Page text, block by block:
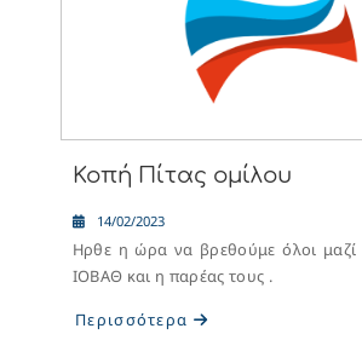
Κοπή Πίτας ομίλου
14/02/2023
Ηρθε η ώρα να βρεθούμε όλοι μαζί
ΙΟΒΑΘ και η παρέας τους .
Περισσότερα